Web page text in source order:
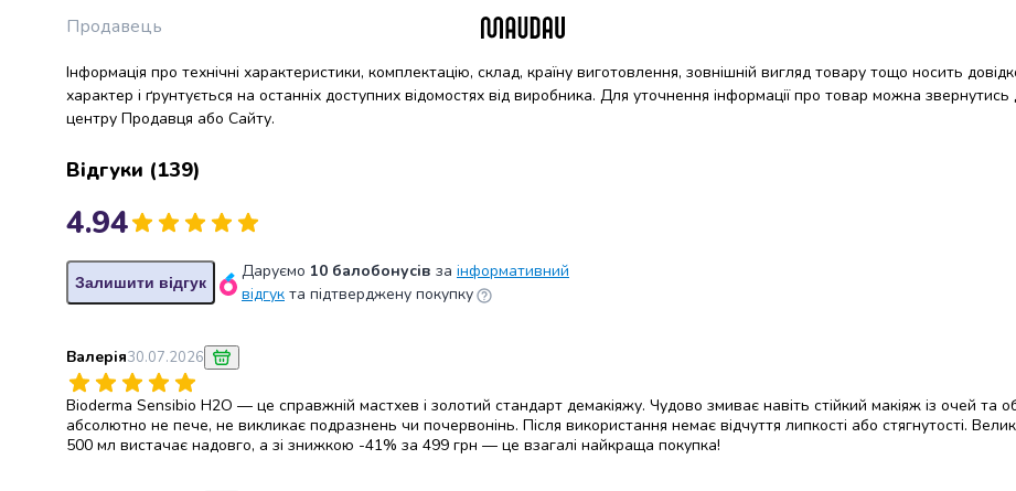
для
Крупи
Рис
Гречана
Вівсяна
Бобові
Булгур
Пшенична
крупа
Кіноа
Кукурудзяна
крупа
Продавець
Інформація про технічні характеристики, комплектацію, склад, країну виготовлення, зовнішній вигляд товару тощо носить
характер і ґрунтується на останніх доступних відомостях від виробника. Для уточнення інформації про товар можна
центру Продавця або Сайту.
Відгуки (139)
4.94
Залишити відгук
Даруємо 10 балобонусів за інформативний
відгук та підтверджену покупку
Валерія30.07.2026
Bioderma Sensibio H2O — це справжній мастхев і золотий стандарт демакіяжу. Чудово змиває навіть стійкий макіяж із очей та
абсолютно не пече, не викликає подразнень чи почервонінь. Після використання немає відчуття липкості або стягнутості.
500 мл вистачає надовго, а зі знижкою -41% за 499 грн — це взагалі найкраща покупка!